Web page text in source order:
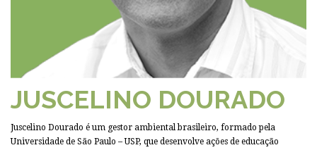
JUSCELINO DOURADO
Juscelino Dourado é um gestor ambiental brasileiro, formado pela
Universidade de São Paulo – USP, que desenvolve ações de educação